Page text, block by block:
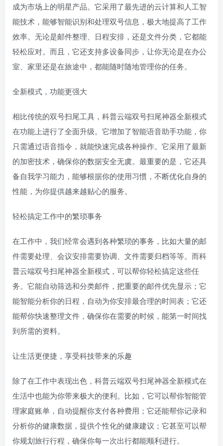
成为市场上的明星产品。它采用了最先进的云计算和人工智
能技术，能够智能识别和处理双号信息，极大地提高了工作
效率。无论是邮件整理、日程安排，还是文件分类，它都能
轻松应对。而且，它还支持多设备同步，让你无论是在办公
室、家里还是在旅途中，都能随时随地管理你的任务。
全新模式，功能更强大
相比传统的双号扫尾工具，科普云端双号扫尾神器全新模式
在功能上进行了全面升级。它增加了智能语音助手功能，你
只需通过语音指令，就能快速完成各种操作。它采用了最新
的加密技术，确保你的数据安全无虞。最重要的是，它还具
备自我学习能力，能够根据你的使用习惯，不断优化自身的
性能，为你提供越来越贴心的服务。
轻松搞定工作中的繁琐事务
在工作中，我们经常会遇到各种繁琐的事务，比如大量的邮
件需要处理、会议安排需要协调、文件需要归档等等。而科
普云端双号扫尾神器全新模式，可以帮你轻松搞定这些任
务。它能自动筛选和分类邮件，把重要的邮件优先显示；它
能智能分析你的日程，自动为你安排最合理的时间表；它还
能帮你快速整理文件，确保你在需要的时候，能第一时间找
到所需的资料。
让生活更便捷，享受科技带来的乐趣
除了在工作中表现出色，科普云端双号扫尾神器全新模式在
生活中也能为你带来极大的便利。比如，它可以帮你智能管
理家庭账单，自动提醒你支付各种费用；它还能帮你记录和
分析你的健康数据，提供个性化的健康建议；它甚至可以帮
你规划旅行行程，确保你每一次出行都能顺利进行。